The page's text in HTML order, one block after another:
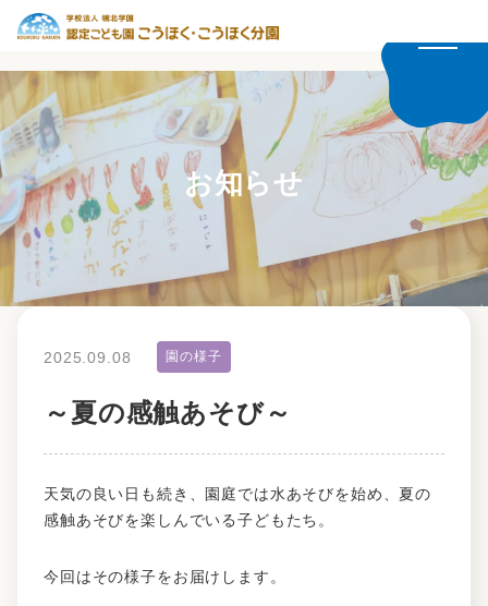
お知らせ
～夏の感触あそび～
2025.09.08 園の様子
天気の良い日も続き、園庭では水あそびを始め、夏の
感触あそびを楽しんでいる子どもたち。
今回はその様子をお届けします。